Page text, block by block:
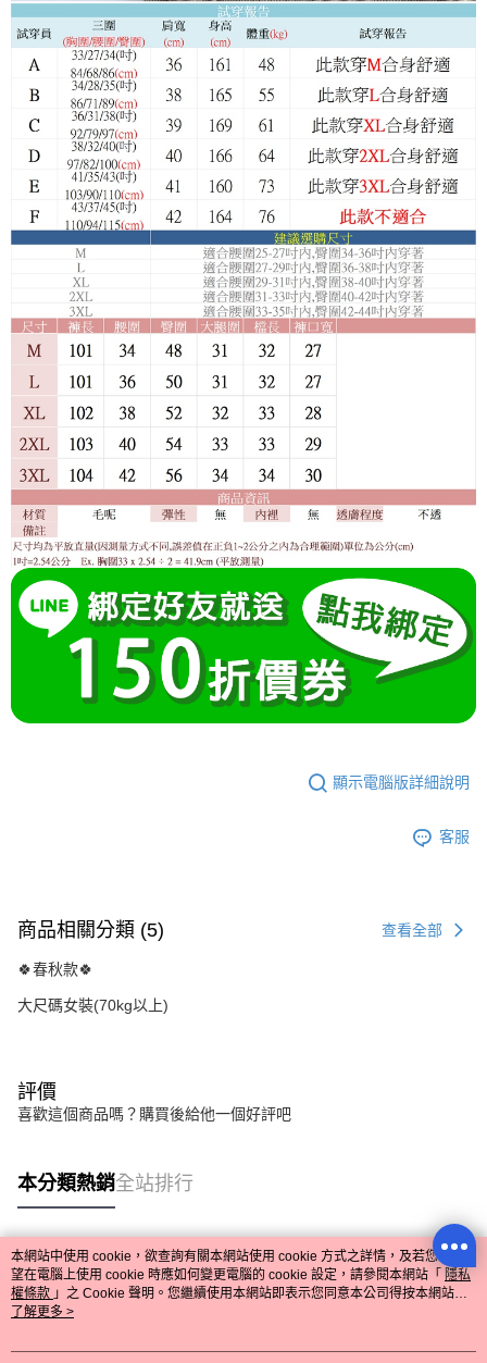
顯示電腦版詳細說明
客服
商品相關分類 (5) 查看全部
🍀春秋款🍀
大尺碼女裝(70kg以上)
評價
喜歡這個商品嗎？購買後給他一個好評吧
本分類熱銷全站排行
熱門標籤
本網站中使用 cookie，欲查詢有關本網站使用 cookie 方式之詳情，及若您不希
望在電腦上使用 cookie 時應如何變更電腦的 cookie 設定，請參閱本網站「 隱私
權條款 」之 Cookie 聲明。您繼續使用本網站即表示您同意本公司得按本網站使
用條款之 Cookie 聲明使用 cookie。
了解更多 >